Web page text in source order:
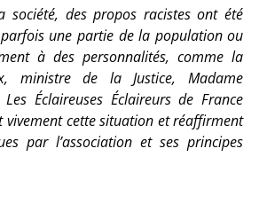
société, des propos racistes ont été
une partie de la population ou
à des personnalités, comme la
ministre de la Justice, Madame
Éclaireuses Éclaireurs de France
vivement cette situation et réaffirment
par l’association et ses principes